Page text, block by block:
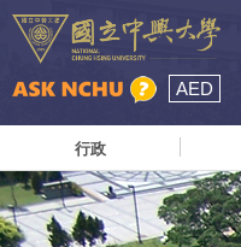
AED
行政